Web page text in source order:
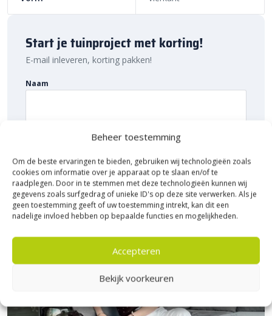
Beheer toestemming
Om de beste ervaringen te bieden, gebruiken wij technologieën zoals
cookies om informatie over je apparaat op te slaan en/of te
raadplegen. Door in te stemmen met deze technologieën kunnen wij
gegevens zoals surfgedrag of unieke ID's op deze site verwerken. Als je
geen toestemming geeft of uw toestemming intrekt, kan dit een
nadelige invloed hebben op bepaalde functies en mogelijkheden.
Accepteren
Bekijk voorkeuren
gebruiken, zodat je zeker weet dat de afstand overal gelijk is.
Voeg af met een flexibel en waterdoorlatend voegmiddel voor
opsluitbanden. Hiermee voorkom je verzakken en verschuiven
van de tegels.
Sierbestratingsmarkt.com: snelle levering
eenvoudig online. Dankzij ons brede assortiment en scherpe
de hoogwaardige kwaliteit, voordelige prijs en snelle levering van
Sierbestratingsmarkt.com.
Start je tuinproject met korting!
E-mail inleveren, korting pakken!
Naam